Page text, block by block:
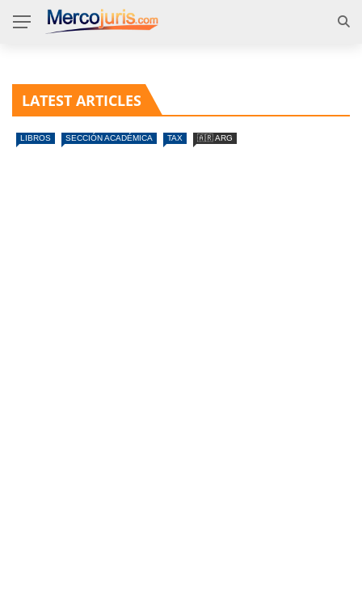
LATEST ARTICLES
LIBROS SECCIÓN ACADÉMICA TAX 🇦🇷 ARG